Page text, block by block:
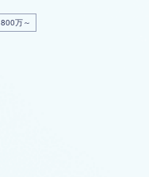
800万～